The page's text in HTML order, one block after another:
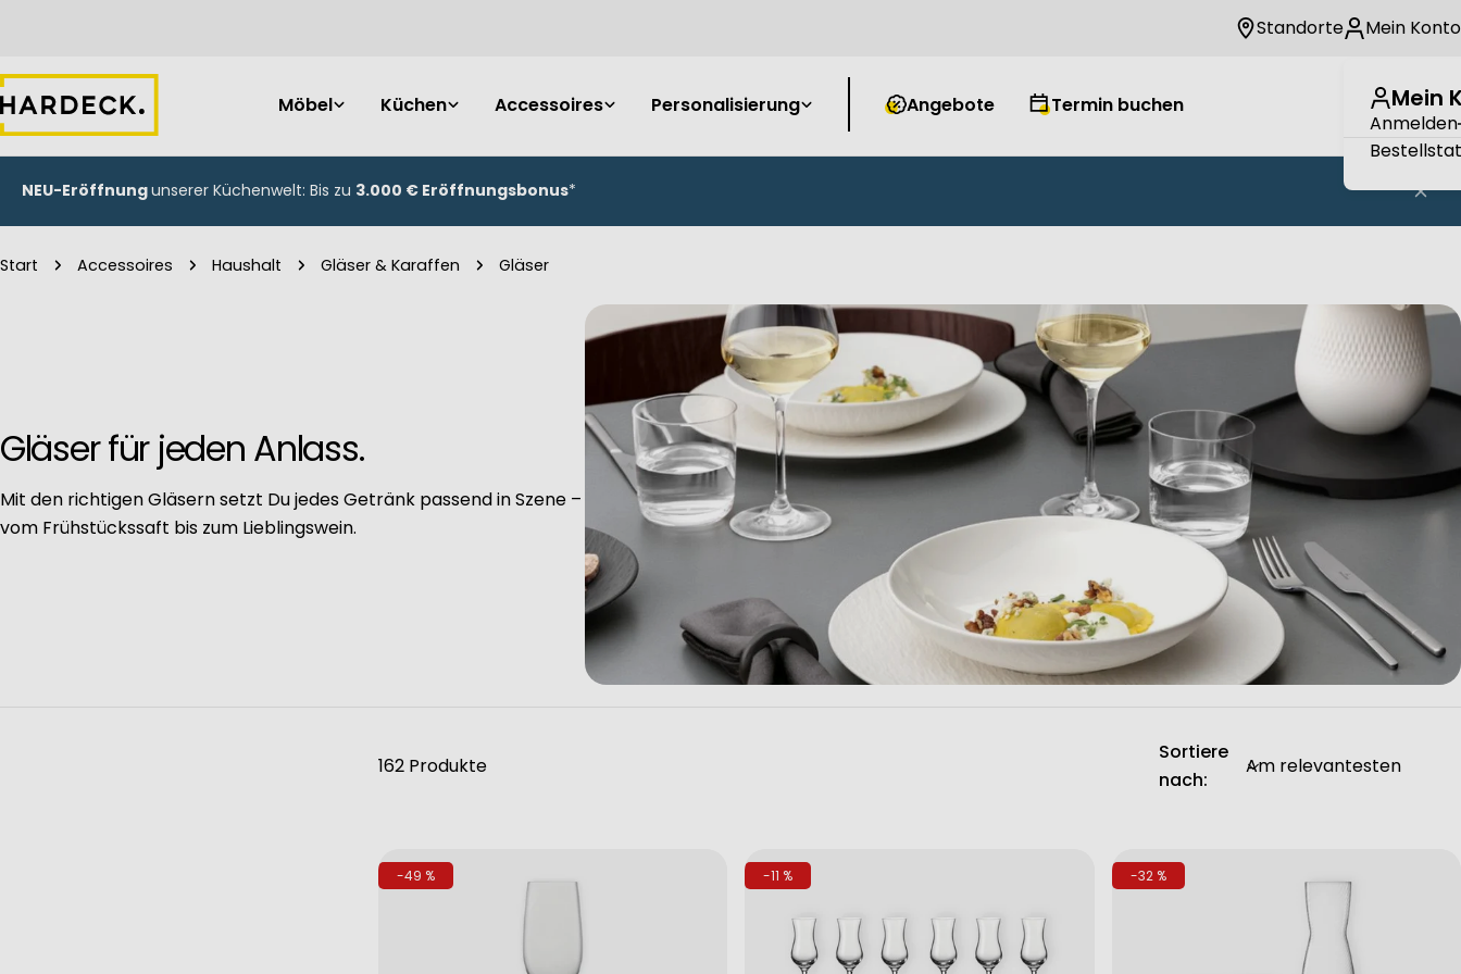
springen
Standorte Mein Konto
Mein
Anmelden
Möbel Küchen Accessoires Personalisierung Angebote Termin buchen
NEU-Eröffnungunserer Küchenwelt: Bis zu 3.000 € Eröffnungsbonus*
Start Accessoires Haushalt Gläser & Karaffen Gläser
Gläser für jeden Anlass.
Mit den richtigen Gläsern setzt Du jedes Getränk passend in Szene –
vom Frühstückssaft bis zum Lieblingswein.
162 Produkte
Sortiere
nach:
-49 % -11 % -32 %